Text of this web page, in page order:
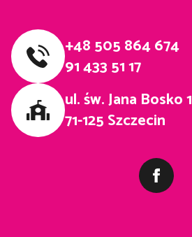
+48 505 864 674
91 433 51 17
ul. św. Jana Bosko 1
71-125 Szczecin